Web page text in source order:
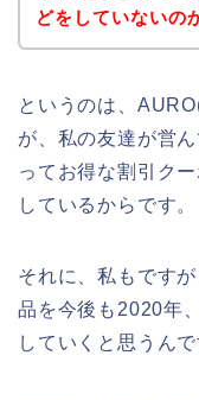
どをしていないの
というのは、
が、私の友達が営
ってお得な割引ク
しているからです。
それに、私もです
品を今後も2020年
していくと思うん